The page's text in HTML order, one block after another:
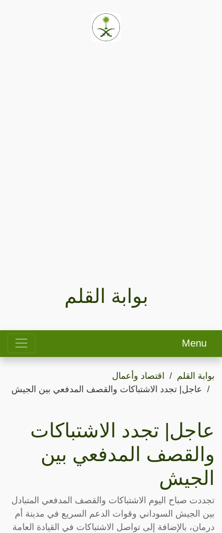
بوابة القلم
Menu
بوابة القلم
اقتصاد وأعمال
عاجل| تجدد الاشتباكات والقصف المدفعي بين الجيش
عاجل| تجدد الاشتباكات
والقصف المدفعي بين
الجيش
تجددت صباح اليوم الاشتباكات والقصف المدفعي المتبادل
بين الجيش السوداني وقوات الدعم السريع في مدينة أم
درمان، بالإضافة إلى تواصل الاشتباكات في القيادة العامة